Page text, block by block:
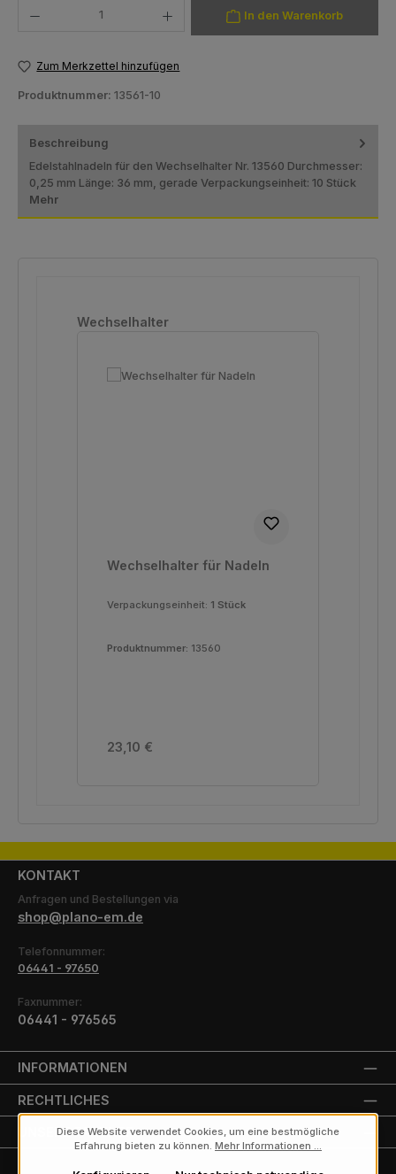
In den Warenkorb
Zum Merkzettel hinzufügen
Produktnummer: 13561-10
Beschreibung
Edelstahlnadeln für den Wechselhalter Nr. 13560 Durchmesser:
0,25 mm Länge: 36 mm, gerade Verpackungseinheit: 10 Stück
Mehr
Produktgalerie überspringen
Wechselhalter
Wechselhalter für Nadeln
Verpackungseinheit: 1 Stück
Produktnummer: 13560
Regulärer Preis:
23,10 €
KONTAKT
Anfragen und Bestellungen via
shop@plano-em.de
Telefonnummer:
06441 - 97650
Faxnummer:
06441 - 976565
INFORMATIONEN
RECHTLICHES
UNSERE PARTNER
Diese Website verwendet Cookies, um eine bestmögliche
Erfahrung bieten zu können. Mehr Informationen ...